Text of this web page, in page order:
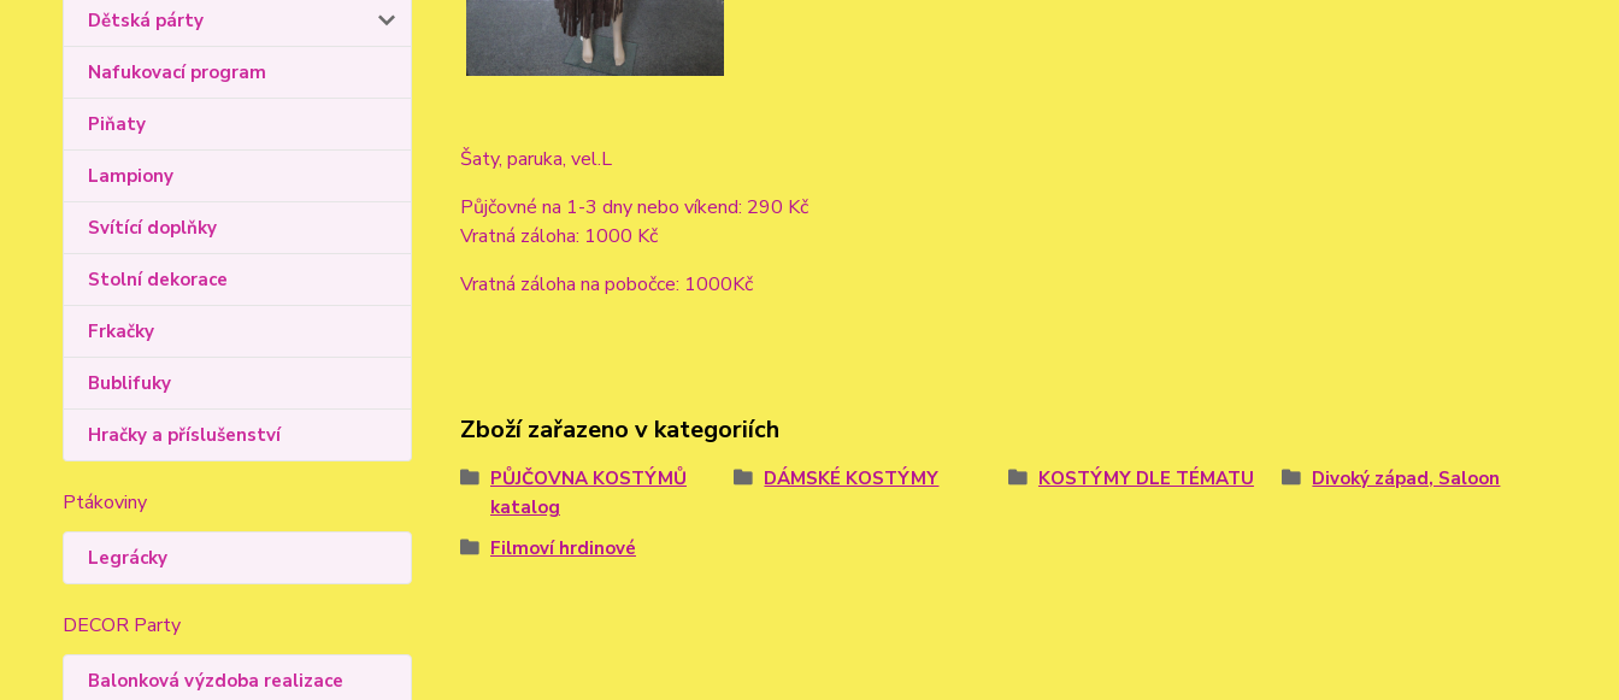
Dětská párty
Nafukovací program
Piňaty
Lampiony
Svítící doplňky
Stolní dekorace
Frkačky
Bublifuky
Hračky a příslušenství
Ptákoviny
Legrácky
DECOR Party
Balonková výzdoba realizace
Šaty, paruka, vel.L
Půjčovné na 1-3 dny nebo víkend: 290 Kč
Vratná záloha: 1000 Kč
Vratná záloha na pobočce: 1000Kč
Zboží zařazeno v kategoriích
PŮJČOVNA KOSTÝMŮ
katalog
DÁMSKÉ KOSTÝMY KOSTÝMY DLE TÉMATU Divoký západ, Saloon
Filmoví hrdinové